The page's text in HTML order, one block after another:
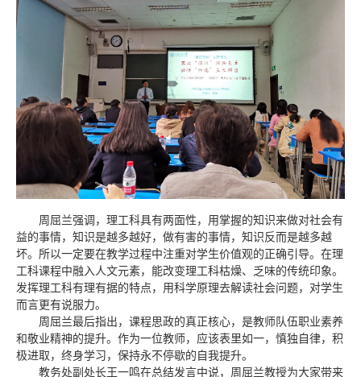
周屈兰强调，理工科具有两面性，用掌握的知识来做对社会有
益的事情，知识是越多越好，做有害的事情，知识反而是越多越
坏。所以一定要在教学过程中注重对学生价值观的正确引导。在理
工科课程中融入人文元素，能改变理工科枯燥、乏味的传统印象。
发挥理工科有理有据的特点，用科学原理去解读社会问题，对学生
而言更有说服力。
周屈兰最后指出，课程思政的真正核心，是教师队伍职业素养
和敬业精神的提升。作为一位教师，应该表里如一，慎独自律，积
极进取，终身学习，保持永不停歇的自我提升。
教务处副处长王一鸣在总结发言中说，周屈兰教授为大家带来